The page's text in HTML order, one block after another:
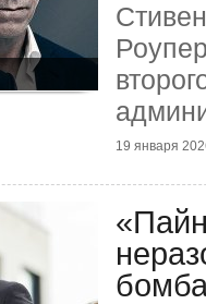
19 января